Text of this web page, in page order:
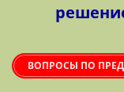
ВОПРОСЫ ПО